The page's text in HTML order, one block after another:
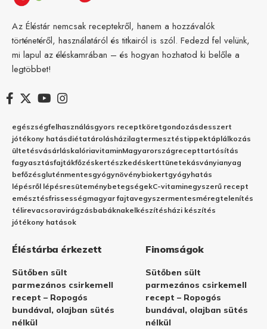
Az Éléstár nemcsak receptekről, hanem a hozzávalók
történetéről, használatáról és titkairól is szól. Fedezd fel velünk,
mi lapul az éléskamrában – és hogyan hozhatod ki belőle a
legtöbbet!
egészségfelhasználásgyors receptköretgondozásdesszert
jótékony hatásdiétatárolásházilagtermesztéstippektáplálkozás
ültetésvásárláskalóriavitaminMagyarországrecepttartósítás
fagyasztásfajtákfőzéskertészkedéskerttünetekásványianyag
befőzésgluténmentesgyógynövénybiokertgyógyhatás
lépésről lépésresüteménybetegségekC-vitaminegyszerű recept
emésztésfrissességmagyar fajtavegyszermentesméregtelenítés
télirevacsoravirágzásbabáknakelkészítésházi készítés
jótékony hatások
Éléstárba érkezett
Sütőben sült
parmezános csirkemell
recept – Ropogós
bundával, olajban sütés
nélkül
Finomságok
Sütőben sült
parmezános csirkemell
recept – Ropogós
bundával, olajban sütés
nélkül